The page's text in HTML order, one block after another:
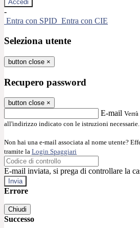
-
Entra con SPID Entra con CIE
Seleziona utente
button close ×
Recupero password
button close ×
E-mail
all'indirizzo indicato con le istruzioni necessarie.
Non hai una e-mail associata al nome utente?
tramite la Login Spaggiari
E-mail inviata, si prega di controllare la
Errore
Chiudi
Successo